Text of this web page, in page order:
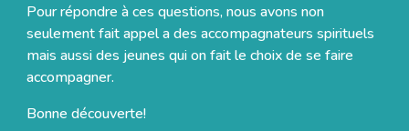
Pour répondre à ces questions, nous avons non
seulement fait appel a des accompagnateurs spirituels
mais aussi des jeunes qui on fait le choix de se faire
accompagner.
Bonne découverte!